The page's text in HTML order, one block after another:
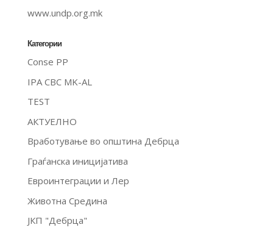
www.undp.org.mk
Категории
Conse PP
IPA CBC MK-AL
TEST
АКТУЕЛНО
Вработување во општина Дебрца
Граѓанска иницијатива
Евроинтеграции и Лер
Животна Средина
ЈКП "Дебрца"